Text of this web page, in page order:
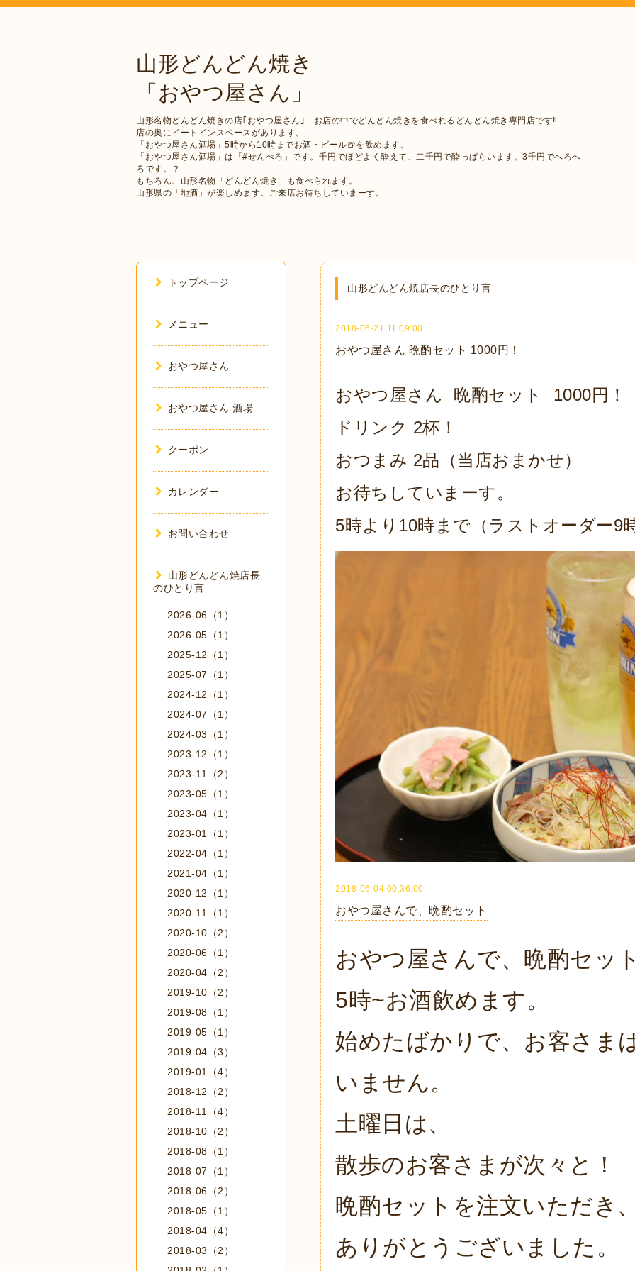
山形どんどん焼き
「おやつ屋さん」
山形名物どんどん焼きの店｢おやつ屋さん｣ お店の中でどんどん焼きを食べれるどんどん焼き専門店です‼︎
店の奥にイートインスペースがあります。
「おやつ屋さん酒場」5時から10時までお酒・ビール🍺を飲めます。
「おやつ屋さん酒場」は「#せんべろ」です。千円でほどよく酔えて、二千円で酔っぱらいます。3千円でへろへ
ろです。？
もちろん、山形名物「どんどん焼き」も食べられます。
山形県の「地酒」が楽しめます。ご来店お待ちしていまーす。
山形どんどん焼店長のひとり言
2018-06-21 11:09:00
おやつ屋さん 晩酌セット 1000円！
おやつ屋さん 晩酌セット 1000円！
ドリンク 2杯！
おつまみ 2品（当店おまかせ）
お待ちしていまーす。
5時より10時まで（ラストオーダー9
2018-06-04 00:36:00
おやつ屋さんで、晩酌セット
おやつ屋さんで、晩酌セッ
5時~お酒飲めます。
始めたばかりで、お客さま
いません。
土曜日は、
散歩のお客さまが次々と！
晩酌セットを注文いただき
ありがとうございました。
トップページ
メニュー
おやつ屋さん
おやつ屋さん 酒場
クーポン
カレンダー
お問い合わせ
山形どんどん焼店長
のひとり言
2026-06（1）
2026-05（1）
2025-12（1）
2025-07（1）
2024-12（1）
2024-07（1）
2024-03（1）
2023-12（1）
2023-11（2）
2023-05（1）
2023-04（1）
2023-01（1）
2022-04（1）
2021-04（1）
2020-12（1）
2020-11（1）
2020-10（2）
2020-06（1）
2020-04（2）
2019-10（2）
2019-08（1）
2019-05（1）
2019-04（3）
2019-01（4）
2018-12（2）
2018-11（4）
2018-10（2）
2018-08（1）
2018-07（1）
2018-06（2）
2018-05（1）
2018-04（4）
2018-03（2）